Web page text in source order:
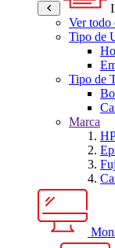
Ver todo
Tipo de
Tipo de
Marca